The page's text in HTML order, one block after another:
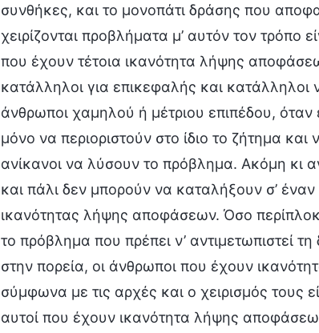
συνθήκες, και το μονοπάτι δράσης που
χειρίζονται προβλήματα μ’ αυτόν τον
που έχουν τέτοια ικανότητα λήψης
κατάλληλοι για επικεφαλής και
άνθρωποι χαμηλού ή μέτριου επιπέδου,
μόνο να περιοριστούν στο ίδιο το ζήτημα
ανίκανοι να λύσουν το πρόβλημα. Ακόμη κι
και πάλι δεν μπορούν να καταλήξουν σ’
ικανότητας λήψης αποφάσεων. Όσο
το πρόβλημα που πρέπει ν’ αντιμετωπιστεί
στην πορεία, οι άνθρωποι που έχουν
σύμφωνα με τις αρχές και ο χειρισμός τους
αυτοί που έχουν ικανότητα λήψης